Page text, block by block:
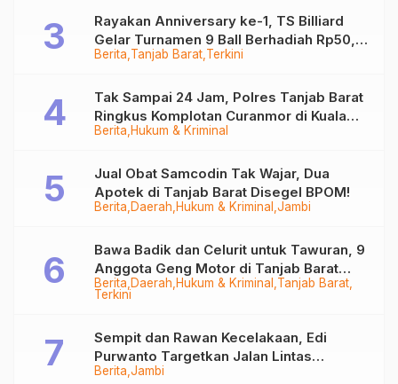
Berita Tanjab Barat Terkini
Rayakan Anniversary ke-1, TS Billiard
Gelar Turnamen 9 Ball Berhadiah Rp50,8
Juta
Berita Hukum & Kriminal
Tak Sampai 24 Jam, Polres Tanjab Barat
Ringkus Komplotan Curanmor di Kuala
Tungkal
Berita Daerah Hukum & Kriminal Jambi
Jual Obat Samcodin Tak Wajar, Dua
Apotek di Tanjab Barat Disegel BPOM!
Berita Daerah Hukum & Kriminal Tanjab Barat
Terkini
Bawa Badik dan Celurit untuk Tawuran, 9
Anggota Geng Motor di Tanjab Barat
Diringkus
Berita Jambi
Sempit dan Rawan Kecelakaan, Edi
Purwanto Targetkan Jalan Lintas
Tungkal-Jambi Mulus di 2028